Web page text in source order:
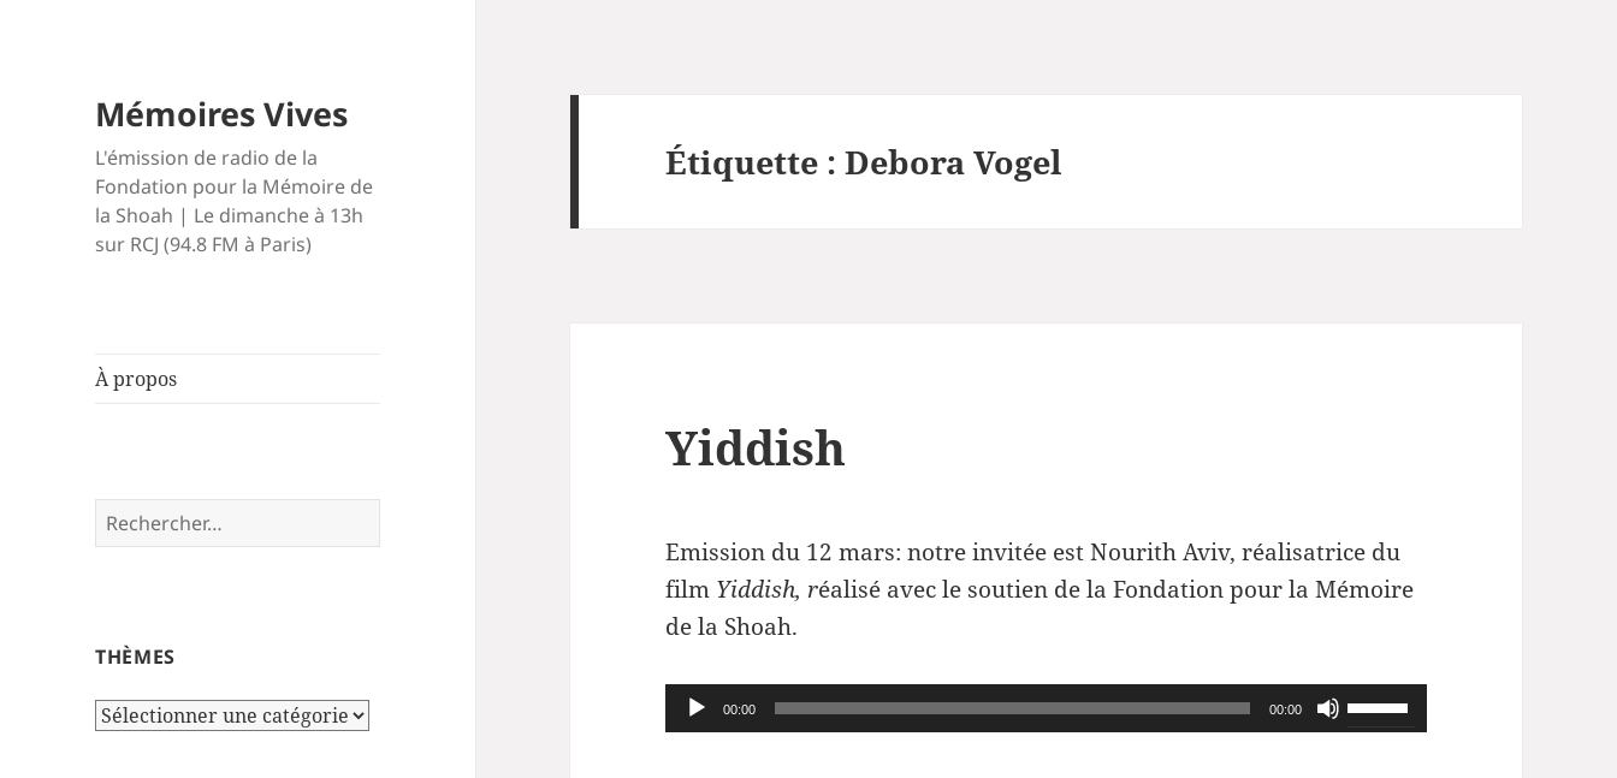
Mémoires Vives
L'émission de radio de la
Fondation pour la Mémoire de
la Shoah | Le dimanche à 13h
sur RCJ (94.8 FM à Paris)
À propos
Rechercher :
THÈMES
Thèmes
Étiquette :Debora Vogel
Yiddish
Emission du 12 mars: notre invitée est Nourith Aviv, réalisatrice du
film Yiddish, réalisé avec le soutien de la Fondation pour la Mémoire
de la Shoah.
Lecteur
audio
00:00 00:00
Utilisez
les